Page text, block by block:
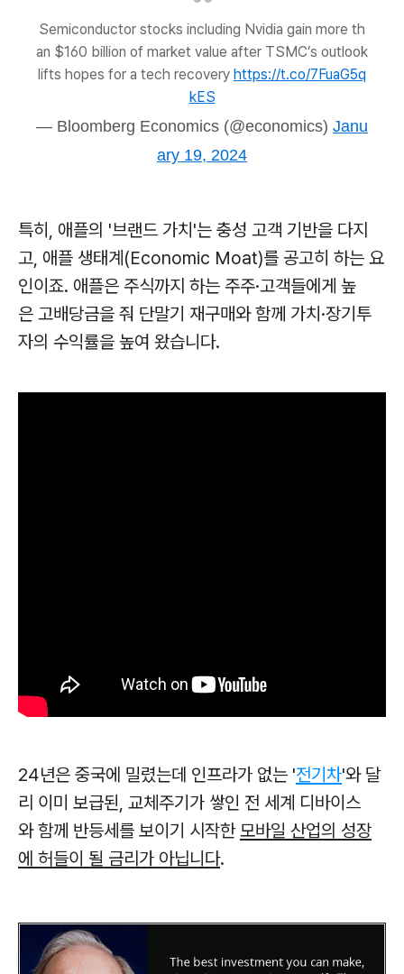
Semiconductor stocks including Nvidia gain more th
an $160 billion of market value after TSMC’s outlook
lifts hopes for a tech recovery https://t.co/7FuaG5q
kES
— Bloomberg Economics (@economics) Janu
ary 19, 2024
특히, 애플의 '브랜드 가치'는 충성 고객 기반을 다지
고, 애플 생태계(Economic Moat)를 공고히 하는 요
인이죠. 애플은 주식까지 하는 주주·고객들에게 높
은 고배당금을 줘 단말기 재구매와 함께 가치·장기투
자의 수익률을 높여 왔습니다.
24년은 중국에 밀렸는데 인프라가 없는 '전기차'와 달
리 이미 보급된, 교체주기가 쌓인 전 세계 디바이스
와 함께 반등세를 보이기 시작한모바일 산업의 성장
에 허들이 될 금리가 아닙니다.